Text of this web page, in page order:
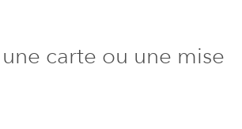
carte ou une mise